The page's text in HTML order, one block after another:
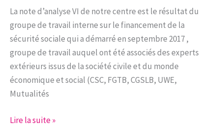
fiscalité
qui
soit
juste,
équitable,
et
en
d’assurer
La note d’analyse VI de notre centre est le résultat du
groupe de travail interne sur le financement de la
sécurité sociale qui a démarré en septembre 2017 ,
groupe de travail auquel ont été associés des experts
extérieurs issus de la société civile et du monde
économique et social (CSC, FGTB, CGSLB, UWE,
Mutualités
Note
Lire la suite »